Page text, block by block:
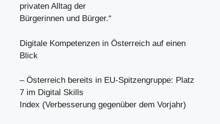
privaten Alltag der
Bürgerinnen und Bürger.“
Digitale Kompetenzen in Österreich auf einen
Blick
– Österreich bereits in EU-Spitzengruppe: Platz
7 im Digital Skills
Index (Verbesserung gegenüber dem Vorjahr)